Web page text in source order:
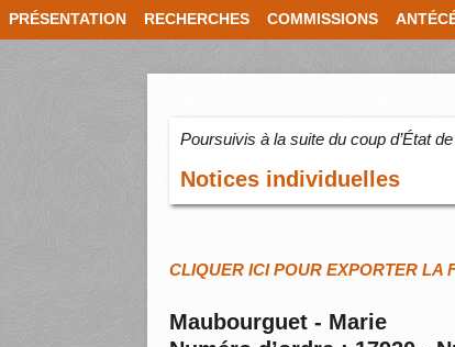
PRÉSENTATION RECHERCHES COMMISSIONS
Poursuivis à la suite du coup d’État
Notices individuelles
CLIQUER ICI POUR EXPORTER LA
Maubourguet - Marie